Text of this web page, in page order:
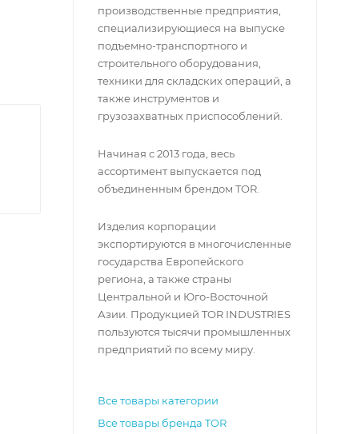
производственные предприятия,
специализирующиеся на выпуске
подъемно-транспортного и
строительного оборудования,
техники для складских операций, а
также инструментов и
грузозахватных приспособлений.
Начиная с 2013 года, весь
ассортимент выпускается под
объединенным брендом TOR.
Изделия корпорации
экспортируются в многочисленные
государства Европейского
региона, а также страны
Центральной и Юго-Восточной
Азии. Продукцией TOR INDUSTRIES
пользуются тысячи промышленных
предприятий по всему миру.
Все товары категории
Все товары бренда TOR